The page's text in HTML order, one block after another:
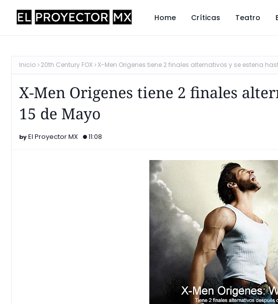
Home Críticas Teatro
Inicio 20th Century FOX X-Men Origenes tiene 2 finales alternativos y se estena
X-Men Origenes tiene 2 finales
15 de Mayo
El Proyector MX 11:08